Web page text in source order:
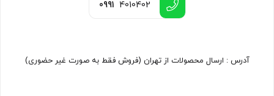
0991 4010402
آدرس : ارسال محصولات از تهران (فروش فقط به صورت غیر حضوری)